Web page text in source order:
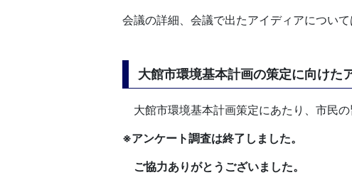
会議の詳細、会議で出たアイディアについて
大館市環境基本計画の策定に向けた
大館市環境基本計画策定にあたり、市民の
※アンケート調査は終了しました。
ご協力ありがとうございました。